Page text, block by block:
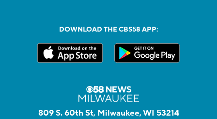
DOWNLOAD THE CBS58 APP:
809 S. 60th St, Milwaukee, WI 53214